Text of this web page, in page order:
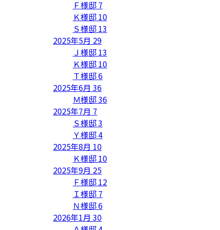
Ｆ様邸 7
Ｋ様邸 10
Ｓ様邸 13
2025年5月 29
Ｊ様邸 13
Ｋ様邸 10
Ｔ様邸6
2025年6月 36
Ｍ様邸36
2025年7月 7
Ｓ様邸3
Ｙ様邸4
2025年8月 10
Ｋ様邸 10
2025年9月 25
Ｆ様邸 12
Ｉ様邸 7
Ｎ様邸6
2026年1月 30